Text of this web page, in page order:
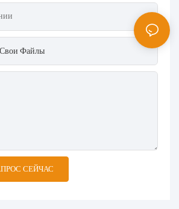
Свои Файлы
СЕЙЧАС